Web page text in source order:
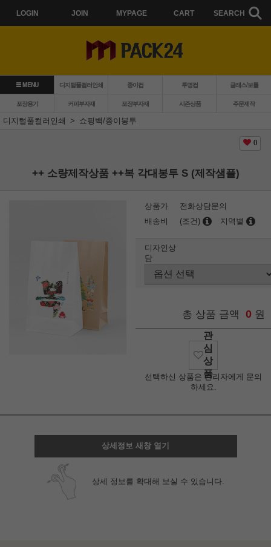
LOGIN JOIN MYPAGE CART SEARCH
MENU 디지털풀컬러인쇄 종이컵 투명컵 글래스/보틀
포장용기 커피부자재 포장부자재 시즌상품
주문제작
디지털풀컬러인쇄
쇼핑백/종이봉투
0
++ 소량제작상품 ++복 각대봉투 S (제작샘플)
상품가
전화상담문의
배송비
(조건) 지역별
디자인상
담
총 상품 금액 0 원
관
심
상
품
선택하신 상품은 관리자에게 문의
하세요.
상세정보 새창 열기
상세 정보를 확대해 보실 수 있습니다.